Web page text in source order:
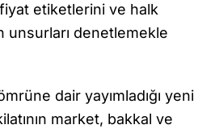
etiketlerini ve halk
unsurları denetlemekle
dair yayımladığı yeni
market, bakkal ve